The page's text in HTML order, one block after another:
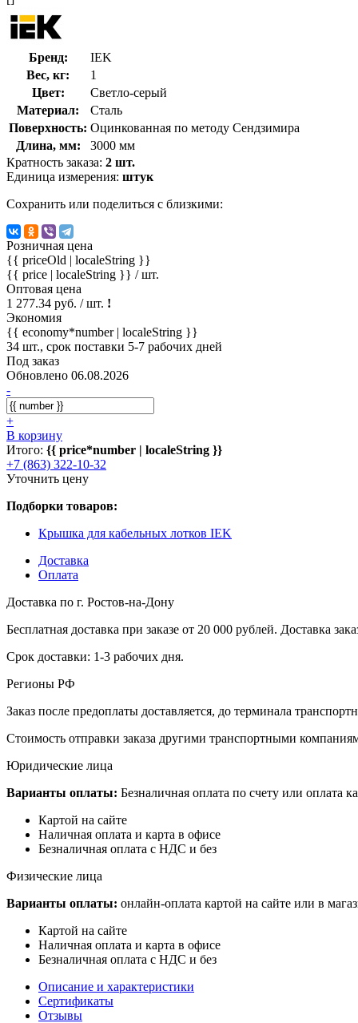
Бренд:
IEK
Вес, кг:
1
Цвет:
Светло-серый
Материал:
Сталь
Поверхность: Оцинкованная по методу Сендзимира
Длина, мм:
3000 мм
Кратность заказа: 2 шт.
Единица измерения: штук
Сохранить или поделиться с близкими:
Розничная цена
{{ priceOld | localeString }}
{{ price | localeString }} / шт.
Оптовая цена
1 277.34 руб. / шт. !
Экономия
{{ economy*number | localeString }}
34 шт., срок поставки 5-7 рабочих дней
Под заказ
Обновлено 06.08.2026
-
+
В корзину
Итого: {{ price*number | localeString }}
+7 (863) 322-10-32
Уточнить цену
Подборки товаров:
Крышка для кабельных лотков IEK
Доставка
Оплата
Доставка по г. Ростов-на-Дону
Бесплатная доставка при заказе от 20 000 рублей. Доставка
Срок доставки: 1-3 рабочих дня.
Регионы РФ
Заказ после предоплаты доставляется, до терминала
Стоимость отправки заказа другими транспортными
Юридические лица
Варианты оплаты: Безналичная оплата по счету или оплата
Картой на сайте
Наличная оплата и карта в офисе
Безналичная оплата с НДС и без
Физические лица
Варианты оплаты: онлайн-оплата картой на сайте или в
Картой на сайте
Наличная оплата и карта в офисе
Безналичная оплата с НДС и без
Описание и характеристики
Сертификаты
Отзывы